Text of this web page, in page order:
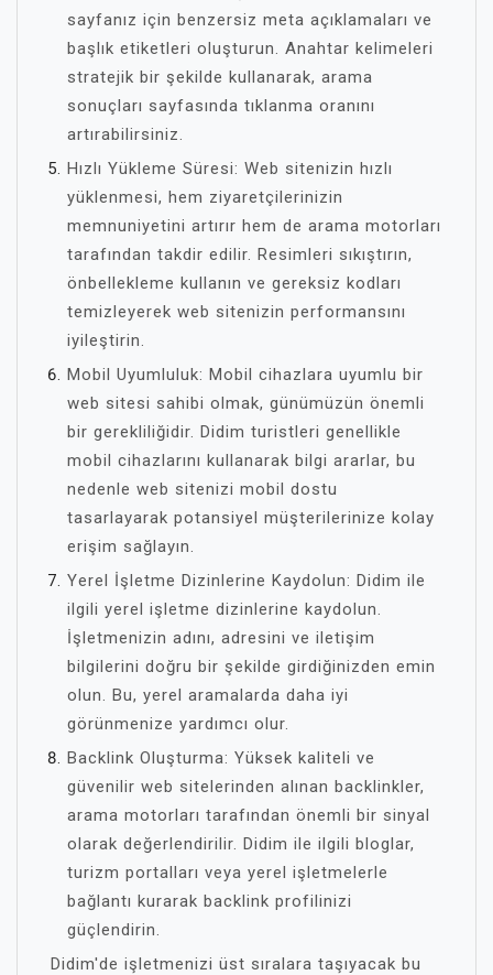
sayfanız için benzersiz meta açıklamaları ve
başlık etiketleri oluşturun. Anahtar kelimeleri
stratejik bir şekilde kullanarak, arama
sonuçları sayfasında tıklanma oranını
artırabilirsiniz.
Hızlı Yükleme Süresi: Web sitenizin hızlı
yüklenmesi, hem ziyaretçilerinizin
memnuniyetini artırır hem de arama motorları
tarafından takdir edilir. Resimleri sıkıştırın,
önbellekleme kullanın ve gereksiz kodları
temizleyerek web sitenizin performansını
iyileştirin.
Mobil Uyumluluk: Mobil cihazlara uyumlu bir
web sitesi sahibi olmak, günümüzün önemli
bir gerekliliğidir. Didim turistleri genellikle
mobil cihazlarını kullanarak bilgi ararlar, bu
nedenle web sitenizi mobil dostu
tasarlayarak potansiyel müşterilerinize kolay
erişim sağlayın.
Yerel İşletme Dizinlerine Kaydolun: Didim ile
ilgili yerel işletme dizinlerine kaydolun.
İşletmenizin adını, adresini ve iletişim
bilgilerini doğru bir şekilde girdiğinizden emin
olun. Bu, yerel aramalarda daha iyi
görünmenize yardımcı olur.
Backlink Oluşturma: Yüksek kaliteli ve
güvenilir web sitelerinden alınan backlinkler,
arama motorları tarafından önemli bir sinyal
olarak değerlendirilir. Didim ile ilgili bloglar,
turizm portalları veya yerel işletmelerle
bağlantı kurarak backlink profilinizi
güçlendirin.
Didim'de işletmenizi üst sıralara taşıyacak bu